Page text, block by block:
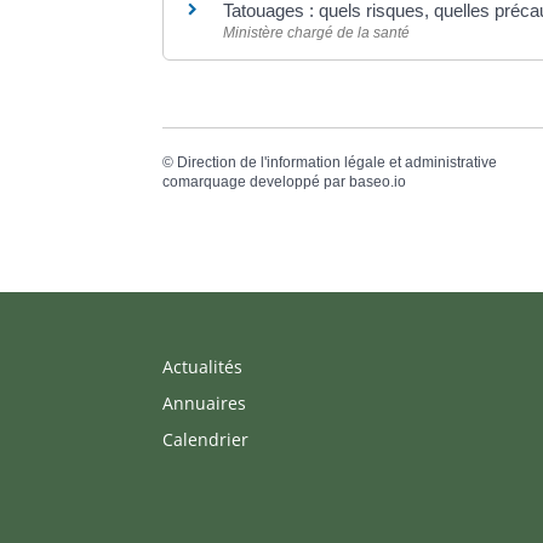
Tatouages : quels risques, quelles
Ministère chargé de la santé
© Direction de l'information légale et administrative
comarquage developpé par baseo.io
Actualités
Annuaires
Calendrier